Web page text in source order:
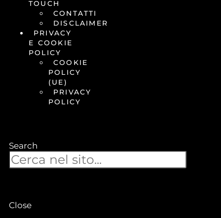
TOUCH
CONTATTI
DISCLAIMER
PRIVACY
E COOKIE
POLICY
COOKIE
POLICY
(UE)
PRIVACY
POLICY
Search
Close